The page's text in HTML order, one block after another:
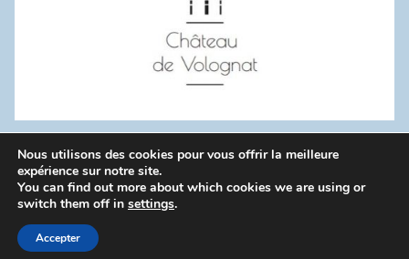
WordPress Theme: Donovan by ThemeZee.
Politique de confidentialité
Nous utilisons des cookies pour vous offrir la meilleure
expérience sur notre site.
You can find out more about which cookies we are using or
switch them off in settings.
Accepter